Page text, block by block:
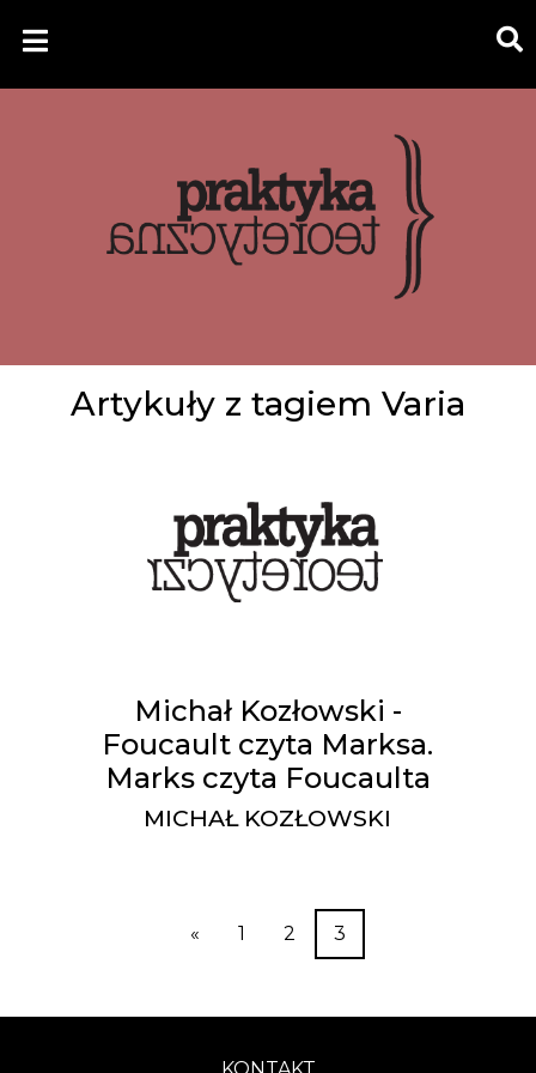
Artykuły z tagiem Varia
Michał Kozłowski -
Foucault czyta Marksa.
Marks czyta Foucaulta
MICHAŁ KOZŁOWSKI
« 1 2 3